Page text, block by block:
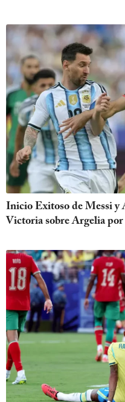
Inicio Exitoso de Messi y
Victoria sobre Argelia por